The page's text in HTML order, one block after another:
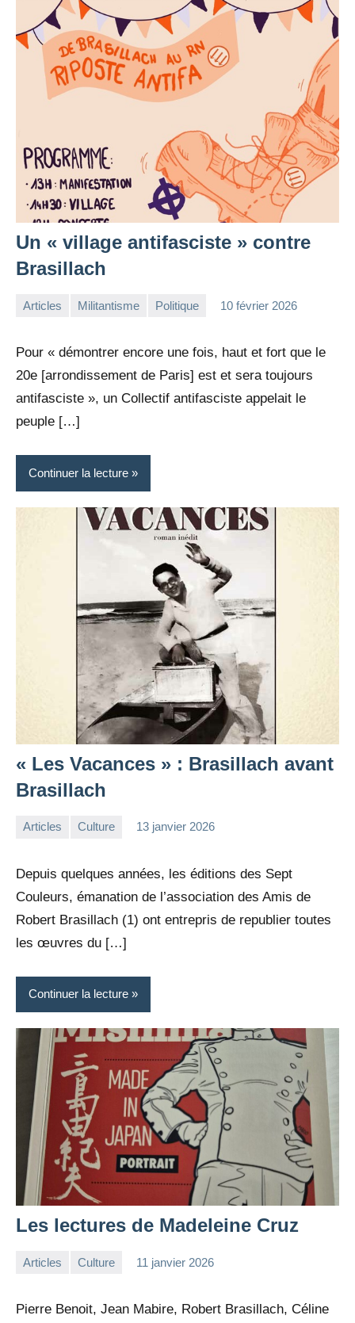
Un « village antifasciste » contre
Brasillach
Articles Militantisme Politique 10 février 2026
Pour « démontrer encore une fois, haut et fort que le
20e [arrondissement de Paris] est et sera toujours
antifasciste », un Collectif antifasciste appelait le
peuple […]
Continuer la lecture
« Les Vacances » : Brasillach avant
Brasillach
Articles Culture 13 janvier 2026
Depuis quelques années, les éditions des Sept
Couleurs, émanation de l’association des Amis de
Robert Brasillach (1) ont entrepris de republier toutes
les œuvres du […]
Continuer la lecture
Les lectures de Madeleine Cruz
Articles Culture 11 janvier 2026
Pierre Benoit, Jean Mabire, Robert Brasillach, Céline